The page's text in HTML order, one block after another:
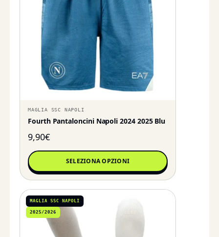
MAGLIA SSC NAPOLI
Fourth Pantaloncini Napoli 2024 2025 Blu
9,90€
SELEZIONA OPZIONI
MAGLIA SSC NAPOLI
2025/2026